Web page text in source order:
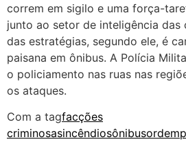
correm em sigilo e uma força-
junto ao setor de inteligência das
das estratégias, segundo ele, é
paisana em ônibus. A Polícia
o policiamento nas ruas nas
os ataques.
Com a tagfacções
criminosasincêndiosônibusordem